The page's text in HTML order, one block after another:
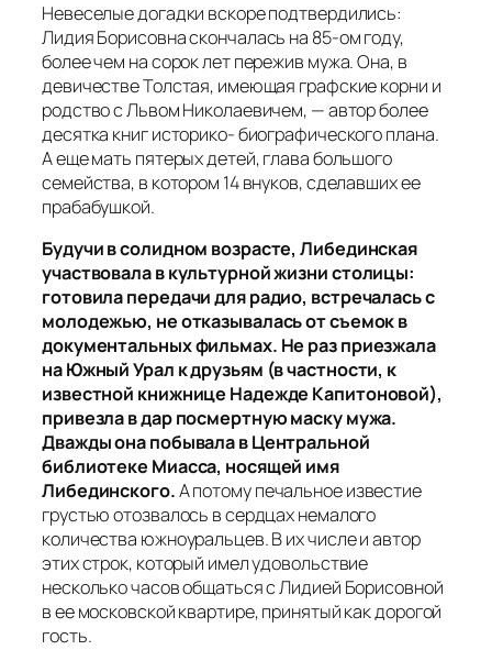
Невеселые догадки вскоре подтвердились:
Лидия Борисовна скончалась на 85-ом году,
более чем на сорок лет пережив мужа. Она, в
девичестве Толстая, имеющая графские корни и
родство с Львом Николаевичем, — автор более
десятка книг историко- биографического плана.
А еще мать пятерых детей, глава большого
семейства, в котором 14 внуков, сделавших ее
прабабушкой.
Будучи в солидном возрасте, Либединская
участвовала в культурной жизни столицы:
готовила передачи для радио, встречалась с
молодежью, не отказывалась от съемок в
документальных фильмах. Не раз приезжала
на Южный Урал к друзьям (в частности, к
известной книжнице Надежде Капитоновой),
привезла в дар посмертную маску мужа.
Дважды она побывала в Центральной
библиотеке Миасса, носящей имя
Либединского.А потому печальное известие
грустью отозвалось в сердцах немалого
количества южноуральцев. В их числе и автор
этих строк, который имел удовольствие
несколько часов общаться с Лидией Борисовной
в ее московской квартире, принятый как дорогой
гость.